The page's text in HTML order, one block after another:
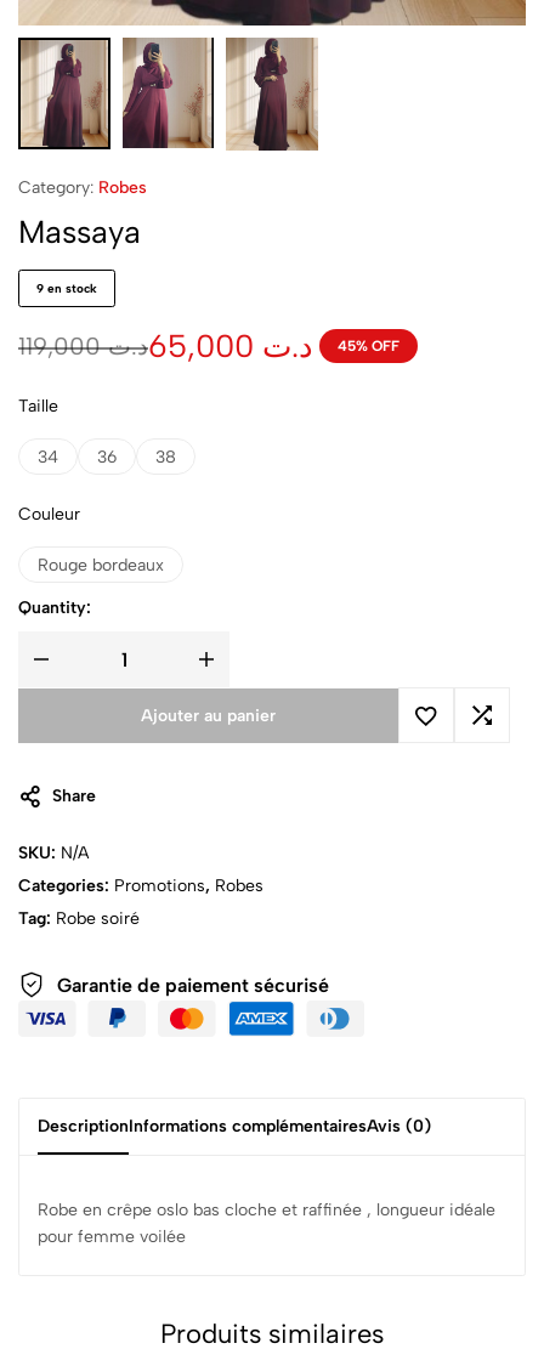
Category: Robes
Massaya
9 en stock
د.ت119,000 د.ت 45% OFF
Taille
34 36 38
Couleur
Rouge bordeaux
Quantity:
Ajouter au panier
Share
SKU: N/A
Categories: Promotions, Robes
Tag: Robe soiré
Garantie de paiement sécurisé
DescriptionInformations complémentairesAvis (0)
Robe en crêpe oslo bas cloche et raffinée , longueur idéale
pour femme voilée
Produits similaires